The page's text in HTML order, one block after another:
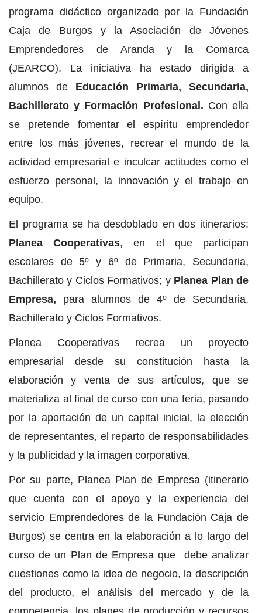
programa didáctico organizado por la Fundación
Caja de Burgos y la Asociación de Jóvenes
Emprendedores de Aranda y la Comarca
(JEARCO). La iniciativa ha estado dirigida a
alumnos de Educación Primaria, Secundaria,
Bachillerato y Formación Profesional. Con ella
se pretende fomentar el espíritu emprendedor
entre los más jóvenes, recrear el mundo de la
actividad empresarial e inculcar actitudes como el
esfuerzo personal, la innovación y el trabajo en
equipo.
El programa se ha desdoblado en dos itinerarios:
Planea Cooperativas, en el que participan
escolares de 5º y 6º de Primaria, Secundaria,
Bachillerato y Ciclos Formativos; y Planea Plan de
Empresa, para alumnos de 4º de Secundaria,
Bachillerato y Ciclos Formativos.
Planea Cooperativas recrea un proyecto
empresarial desde su constitución hasta la
elaboración y venta de sus artículos, que se
materializa al final de curso con una feria, pasando
por la aportación de un capital inicial, la elección
de representantes, el reparto de responsabilidades
y la publicidad y la imagen corporativa.
Por su parte, Planea Plan de Empresa (itinerario
que cuenta con el apoyo y la experiencia del
servicio Emprendedores de la Fundación Caja de
Burgos) se centra en la elaboración a lo largo del
curso de un Plan de Empresa que debe analizar
cuestiones como la idea de negocio, la descripción
del producto, el análisis del mercado y de la